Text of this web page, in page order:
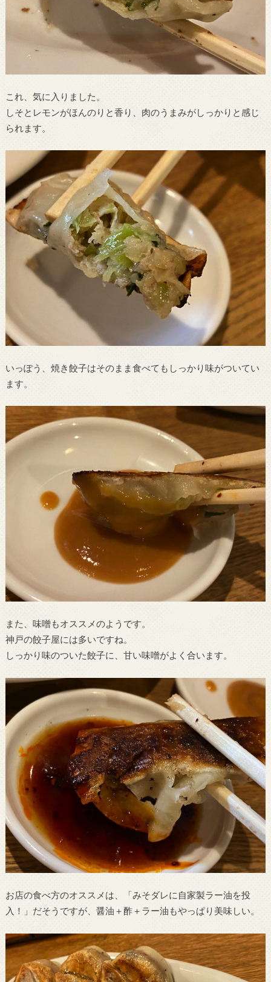
これ、気に入りました。
しそとレモンがほんのりと香り、肉のうまみがしっかりと感じ
られます。
いっぽう、焼き餃子はそのまま食べてもしっかり味がついてい
ます。
また、味噌もオススメのようです。
神戸の餃子屋には多いですね。
しっかり味のついた餃子に、甘い味噌がよく合います。
お店の食べ方のオススメは、「みそダレに自家製ラー油を投
入！」だそうですが、醤油＋酢＋ラー油もやっぱり美味しい。